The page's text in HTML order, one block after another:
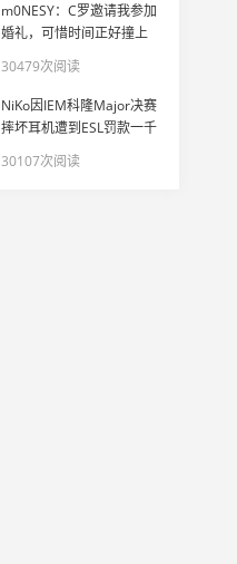
m0NESY：C罗邀请我参加
婚礼，可惜时间正好撞上
30479次阅读
NiKo因IEM科隆Major决赛
摔坏耳机遭到ESL罚款一千
30107次阅读